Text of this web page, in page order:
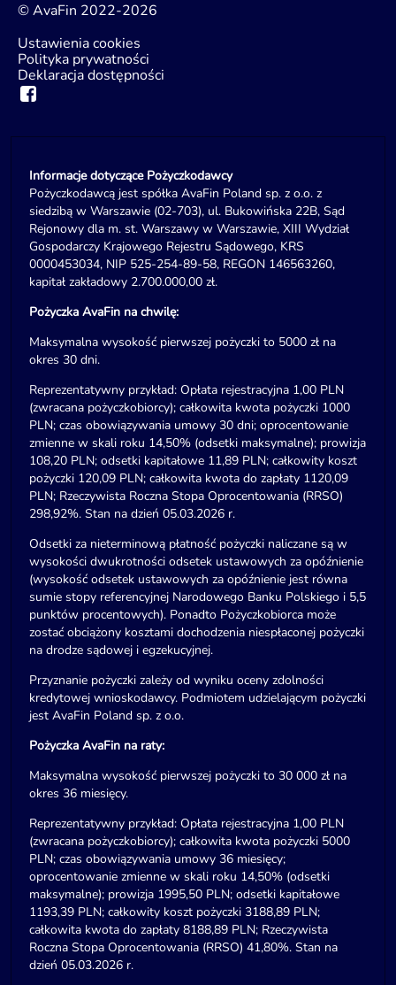
© AvaFin 2022-2026
Ustawienia cookies
Polityka prywatności
Deklaracja dostępności
Informacje dotyczące Pożyczkodawcy
Pożyczkodawcą jest spółka AvaFin Poland sp. z o.o. z
siedzibą w Warszawie (02-703), ul. Bukowińska 22B, Sąd
Rejonowy dla m. st. Warszawy w Warszawie, XIII Wydział
Gospodarczy Krajowego Rejestru Sądowego, KRS
0000453034, NIP 525-254-89-58, REGON 146563260,
kapitał zakładowy 2.700.000,00 zł.
Pożyczka AvaFin na chwilę:
Maksymalna wysokość pierwszej pożyczki to 5000 zł na
okres 30 dni.
Reprezentatywny przykład: Opłata rejestracyjna 1,00 PLN
(zwracana pożyczkobiorcy); całkowita kwota pożyczki 1000
PLN; czas obowiązywania umowy 30 dni; oprocentowanie
zmienne w skali roku 14,50% (odsetki maksymalne); prowizja
108,20 PLN; odsetki kapitałowe 11,89 PLN; całkowity koszt
pożyczki 120,09 PLN; całkowita kwota do zapłaty 1120,09
PLN; Rzeczywista Roczna Stopa Oprocentowania (RRSO)
298,92%. Stan na dzień 05.03.2026 r.
Odsetki za nieterminową płatność pożyczki naliczane są w
wysokości dwukrotności odsetek ustawowych za opóźnienie
(wysokość odsetek ustawowych za opóźnienie jest równa
sumie stopy referencyjnej Narodowego Banku Polskiego i 5,5
punktów procentowych). Ponadto Pożyczkobiorca może
zostać obciążony kosztami dochodzenia niespłaconej pożyczki
na drodze sądowej i egzekucyjnej.
Przyznanie pożyczki zależy od wyniku oceny zdolności
kredytowej wnioskodawcy. Podmiotem udzielającym pożyczki
jest AvaFin Poland sp. z o.o.
Pożyczka AvaFin na raty:
Maksymalna wysokość pierwszej pożyczki to 30 000 zł na
okres 36 miesięcy.
Reprezentatywny przykład: Opłata rejestracyjna 1,00 PLN
(zwracana pożyczkobiorcy); całkowita kwota pożyczki 5000
PLN; czas obowiązywania umowy 36 miesięcy;
oprocentowanie zmienne w skali roku 14,50% (odsetki
maksymalne); prowizja 1995,50 PLN; odsetki kapitałowe
1193,39 PLN; całkowity koszt pożyczki 3188,89 PLN;
całkowita kwota do zapłaty 8188,89 PLN; Rzeczywista
Roczna Stopa Oprocentowania (RRSO) 41,80%. Stan na
dzień 05.03.2026 r.